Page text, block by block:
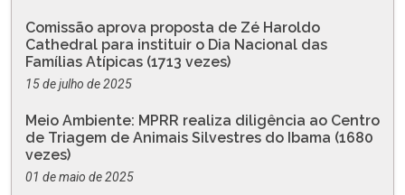
Comissão aprova proposta de Zé Haroldo
Cathedral para instituir o Dia Nacional das
Famílias Atípicas (1713 vezes)
15 de julho de 2025
Meio Ambiente: MPRR realiza diligência ao Centro
de Triagem de Animais Silvestres do Ibama (1680
vezes)
01 de maio de 2025